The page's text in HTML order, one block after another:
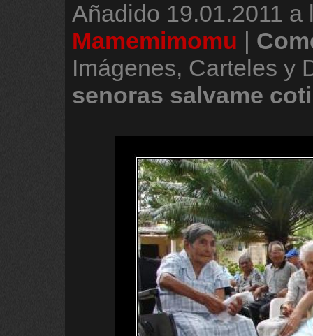
Añadido 19.01.2011 a
Mamemimomu |
Imágenes, Carteles y
senoras salvame